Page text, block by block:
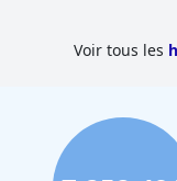
Voir tous les